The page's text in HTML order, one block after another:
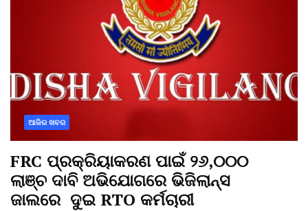
ଆଜିର ଖବର
FRC ପ୍ରକ୍ରିୟାକରଣ ପାଇଁ ୨୬,୦୦୦
ଲାଞ୍ଚ ଦାବି ଅଭିଯୋଗରେ ଭିଜିଲାନ୍ସ
ଜାଲରେ ଦୁଇ RTO କର୍ମଚାରୀ